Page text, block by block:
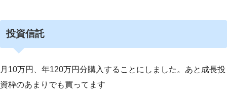
投資信託
月10万円、年120万円分購入することにしました。あと成長投
資枠のあまりでも買ってます